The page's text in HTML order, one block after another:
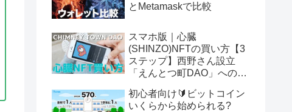
とMetamaskで比較
スマホ版｜心臓
(SHINZO)NFTの買い方【3
ステップ】西野さん設立
「えんとつ町DAO」へのパ
初心者向け🔰ビットコイン
いくらから始められる?